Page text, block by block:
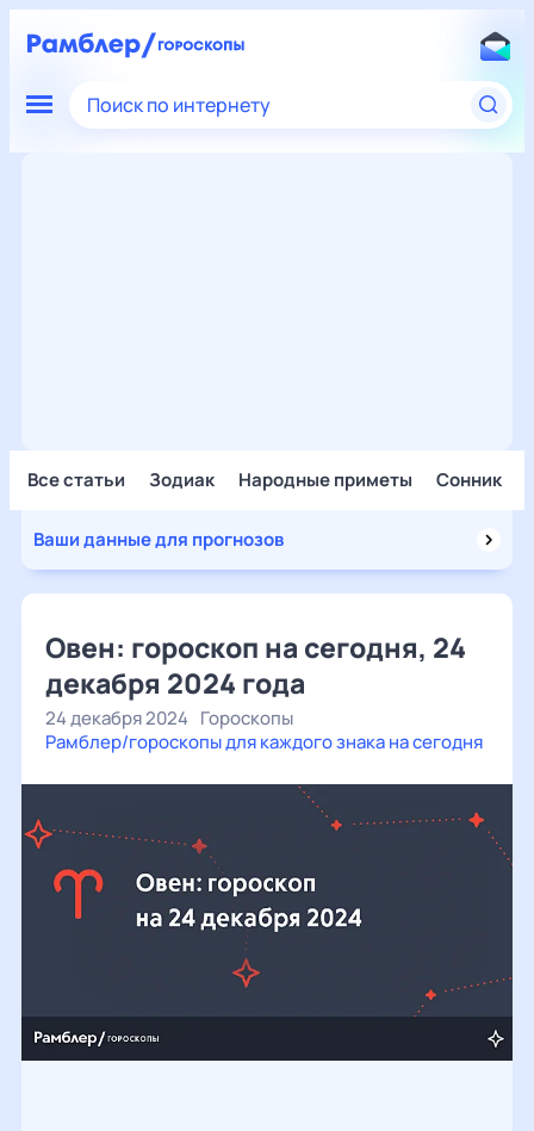
Поиск по интернету
Все статьи Зодиак Народные приметы Сонник
Ваши данные для прогнозов
Овен: гороскоп на сегодня, 24
декабря 2024 года
24 декабря 2024 Гороскопы
Рамблер/гороскопы для каждого знака на сегодня